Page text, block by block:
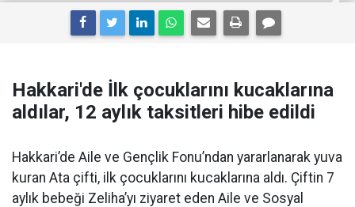
Hakkari'de İlk çocuklarını kucaklarına
aldılar, 12 aylık taksitleri hibe edildi
Hakkari’de Aile ve Gençlik Fonu’ndan yararlanarak yuva
kuran Ata çifti, ilk çocuklarını kucaklarına aldı. Çiftin 7
aylık bebeği Zeliha’yı ziyaret eden Aile ve Sosyal